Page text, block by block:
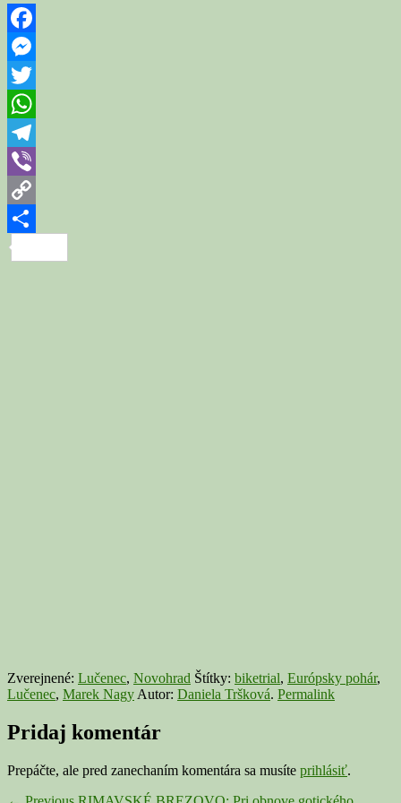
Facebook
Messenger
Twitter
WhatsApp
Telegram
Viber
Copy
Link
Zverejnené: Lučenec, Novohrad Štítky: biketrial, Európsky pohár,
Lučenec, Marek Nagy Autor: Daniela Tršková. Permalink
Pridaj komentár
Prepáčte, ale pred zanechaním komentára sa musíte prihlásiť.
Previous